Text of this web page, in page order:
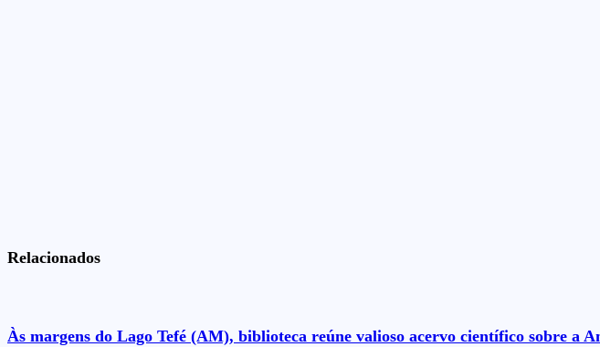
Relacionados
Às margens do Lago Tefé (AM), biblioteca reúne valioso acervo científico sobre a